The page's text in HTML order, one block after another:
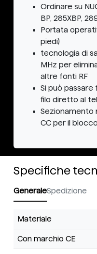
Ordinare su
BP, 285XBP,
Portata
piedi)
tecnologia di
MHz per
altre fonti RF
Si può
filo diretto al
Sezionamento
CC per il
Specifiche
GeneraleSpedizione
Materiale
Con marchio CE